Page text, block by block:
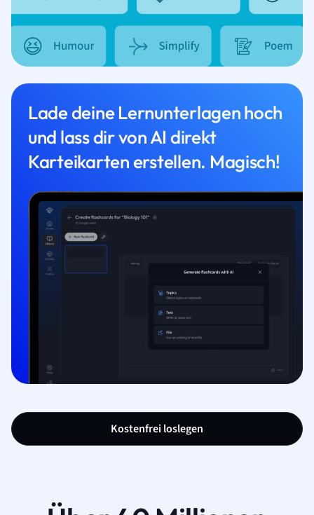
Lade deine Lernunterlagen hoch
und lass dir von AI direkt
Karteikarten erstellen. Magisch!
Kostenfrei loslegen